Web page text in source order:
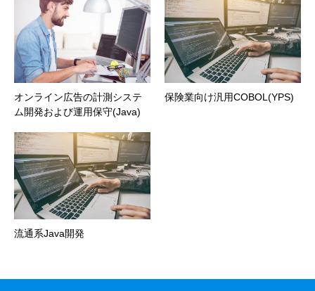
オンライン広告の計測システ
ム開発および運用保守(Java)
保険業向け汎用COBOL(YPS)
流通系Java開発